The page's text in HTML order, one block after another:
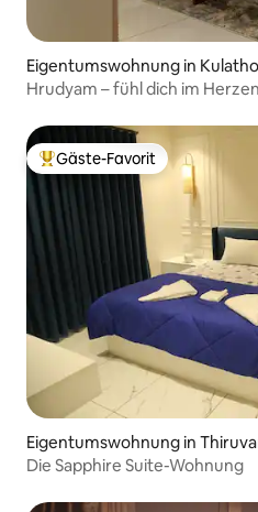
Eigentumswohnung in
Hrudyam – fühl dich im
Beliebter Gäste-Favorit.
Gäste-Favorit
Eigentumswohnung in
Die Sapphire Suite-Wohnung